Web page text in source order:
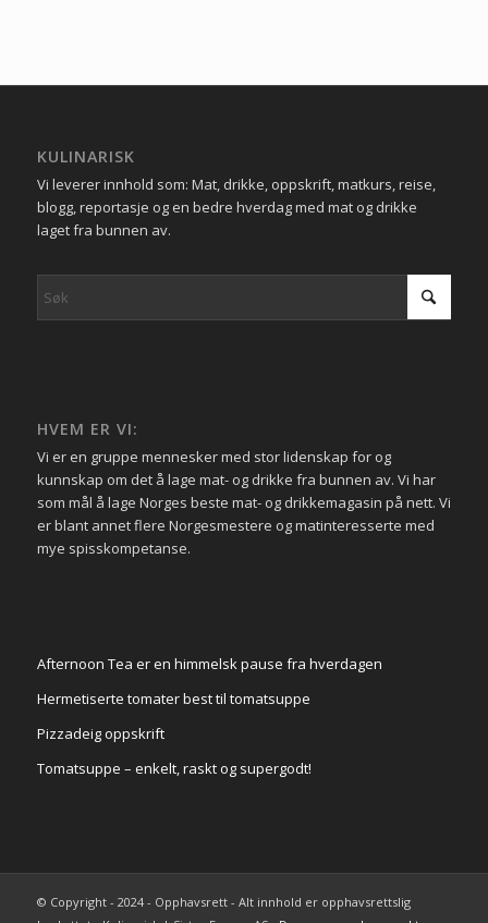
KULINARISK
Vi leverer innhold som: Mat, drikke, oppskrift, matkurs, reise,
blogg, reportasje og en bedre hverdag med mat og drikke
laget fra bunnen av.
HVEM ER VI:
Vi er en gruppe mennesker med stor lidenskap for og
kunnskap om det å lage mat- og drikke fra bunnen av. Vi har
som mål å lage Norges beste mat- og drikkemagasin på nett. Vi
er blant annet flere Norgesmestere og matinteresserte med
mye spisskompetanse.
Afternoon Tea er en himmelsk pause fra hverdagen
Hermetiserte tomater best til tomatsuppe
Pizzadeig oppskrift
Tomatsuppe – enkelt, raskt og supergodt!
© Copyright - 2024 - Opphavsrett - Alt innhold er opphavsrettslig